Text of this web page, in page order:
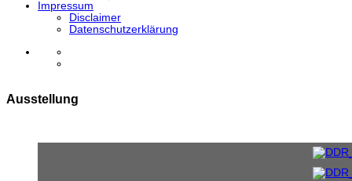
Impressum
Disclaimer
Datenschutzerklärung
Ausstellung